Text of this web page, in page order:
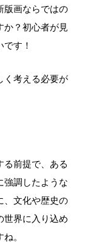
版画ならではの
か？初心者が見
す！
く考える必要が
る前提で、ある
強調したような
、文化や歴史の
世界に入り込め
。